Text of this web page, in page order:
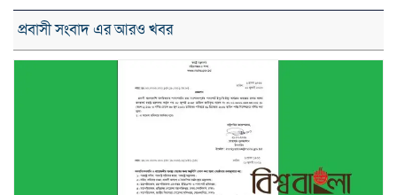
প্রবাসী সংবাদ এর আরও খবর